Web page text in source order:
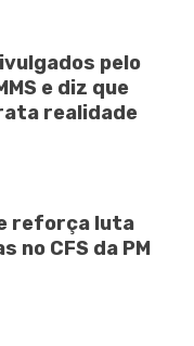
pelo
e diz que
realidade
reforça luta
no CFS da PM